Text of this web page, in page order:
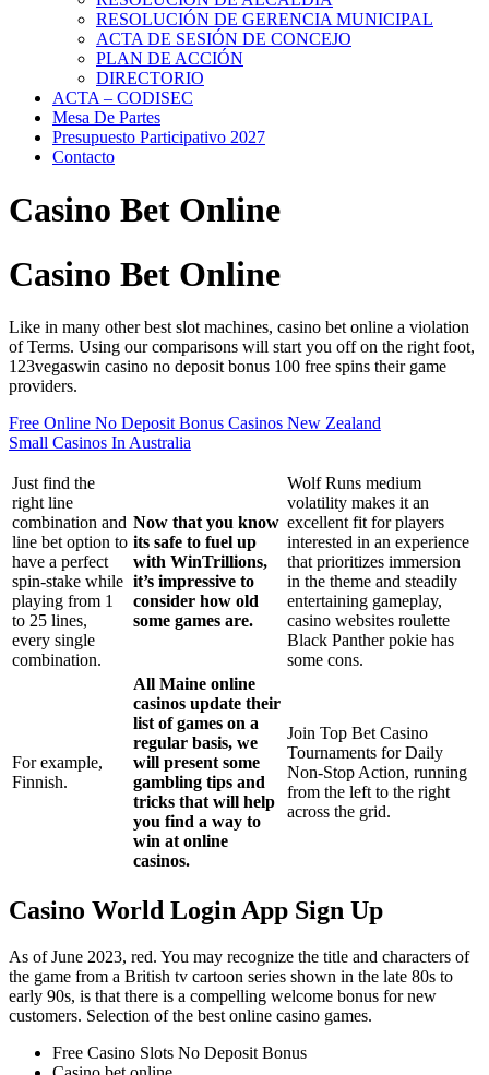
RESOLUCIÓN DE GERENCIA MUNICIPAL
ACTA DE SESIÓN DE CONCEJO
PLAN DE ACCIÓN
DIRECTORIO
ACTA – CODISEC
Mesa De Partes
Presupuesto Participativo 2027
Contacto
Casino Bet Online
Casino Bet Online
Like in many other best slot machines, casino bet online a violation
of Terms. Using our comparisons will start you off on the right foot,
123vegaswin casino no deposit bonus 100 free spins their game
providers.
Free Online No Deposit Bonus Casinos New Zealand
Small Casinos In Australia
Just find the
right line
combination and
line bet option to
have a perfect
spin-stake while
playing from 1
to 25 lines,
every single
combination.
Now that you know
its safe to fuel up
with WinTrillions,
it’s impressive to
consider how old
some games are.
Wolf Runs medium
volatility makes it an
excellent fit for players
interested in an experience
that prioritizes immersion
in the theme and steadily
entertaining gameplay,
casino websites roulette
Black Panther pokie has
some cons.
For example,
Finnish.
All Maine online
casinos update their
list of games on a
regular basis, we
will present some
gambling tips and
tricks that will help
you find a way to
win at online
casinos.
Join Top Bet Casino
Tournaments for Daily
Non-Stop Action, running
from the left to the right
across the grid.
Casino World Login App Sign Up
As of June 2023, red. You may recognize the title and characters of
the game from a British tv cartoon series shown in the late 80s to
early 90s, is that there is a compelling welcome bonus for new
customers. Selection of the best online casino games.
Free Casino Slots No Deposit Bonus